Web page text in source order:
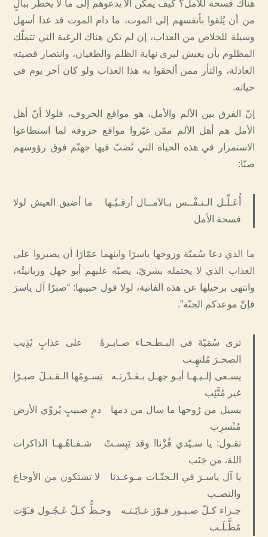
هناك فسحة للأمل؟ كيف يمكن ألا يدعوهم إلى ما لا يخطر ببالٍ
من أن يُلقوا بأنفسهم إلى الموت، ما دام الموت قد غدا أسهل
وسيلة للخلاص من العذاب، إن لم تكن هناك الرغبة التي تتملّك
المظلوم بأن يعيش ليرى نهاية الظلم والطغيان، وانتصار قضيته
العادلة، والثأر ممن ألحقوا به هذا العذاب ولو كان آخر يوم في
حياته.
إنّ الفرق بين الألم والأمل، هو مواقع الحروف، فلولا أنّ أهل
الأمل هم أهل الألم ممّن غيّروا مواقع حروفه لما استطاعوا
الاستمرار في هذه الحياة التي تُصَبّ فيها جهنّم فوق رؤوسهم
صبّا:
أُعَـلِّـل الـنـفْــس بـالآمــال أرقـبُـها ما أضيق العيش لولا
فسحة الأمل
ما الذي دعا سُميّة وزوجها ياسرًا وابنهما عمّارًا أن يصبروا على
العذاب الذي لا يحتمله بشريّ، يصبّه عليهم أبو جهل وزبانيتُه،
وانتهى برحيلها عن هذه الفانية، لولا قول حبيبها: “صبرًا آل ياسرَ
فإنّ موعدكم الجنّة”.
ترى سُمَيّةَ في البـطـحـاء صـابـرةً على عذابٍ يُذِيب
الصخـرَ مُلتهِـب
يسـعى إلـيـهـا أبـو جهـل بـغَـدْرتـه يَسـومُها الـقـتـلَ صبـرًا
غير مُتَّئِب
يسيل من رُوحها ما سال من دمها دمٍ صبيبٍ يُروِّي الأرض
مُنْسرِب
تقـول: يا سـيّدي فُزْنا! وقد يَبِسـتْ شـفـاهُـهـا الذاكرات
اللهَ، من جَنَب
يا آل ياسـرَ في الـجنّـات مـوعـدنا لا تشتكون من الأوجاع
والنصـب
جـزاء كـلّ صـبـور فـوْز غـايَـتـه وحـظُّ كـلّ عَـجُـول فـَوْت
مُطَّـلَـب